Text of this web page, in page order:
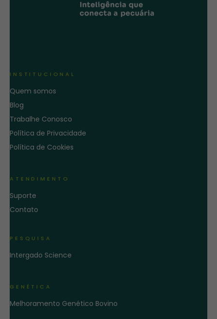
INSTITUCIONAL
Quem somos
Blog
Trabalhe Conosco
Política de Privacidade
Política de Cookies
ATENDIMENTO
Suporte
Contato
PESQUISA
Intergado Science
GENÉTICA
Melhoramento Genético Bovino